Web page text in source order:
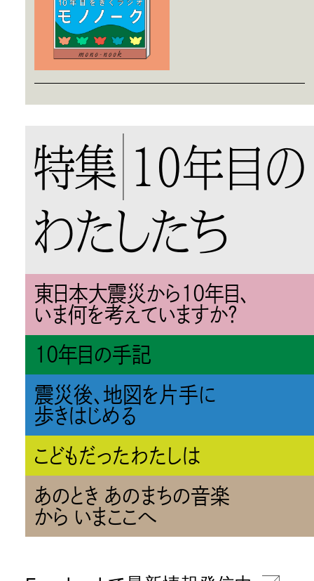
特集 10年目の
わたしたち
東日本大震災から10年目、
いま何を考えていますか？
10年目の手記
震災後、地図を片手に
歩きはじめる
こどもだったわたしは
あのとき あのまちの音楽
から いまここへ